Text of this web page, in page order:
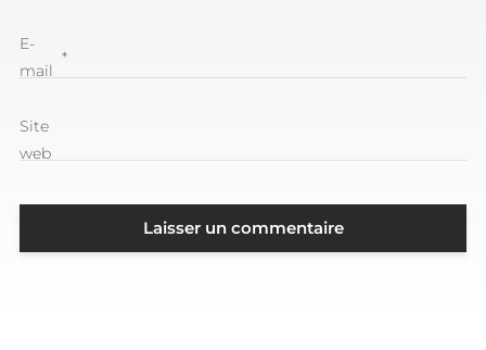
E-
mail
*
Site
web